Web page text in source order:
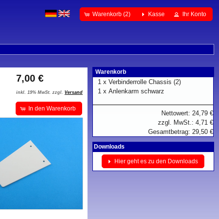
Warenkorb (2) Kasse Ihr Konto
7,00 €
inkl. 19% MwSt. zzgl.Versand
In den Warenkorb
Warenkorb
1 xVerbinderrolle Chassis (2)
1 xAnlenkarm schwarz
Nettowert: 24,79 €
zzgl. MwSt.: 4,71 €
Gesamtbetrag: 29,50 €
Downloads
Hier geht es zu den Downloads